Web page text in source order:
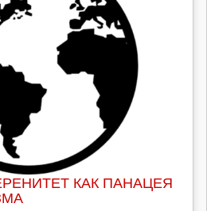
КАК ПАНАЦЕЯ